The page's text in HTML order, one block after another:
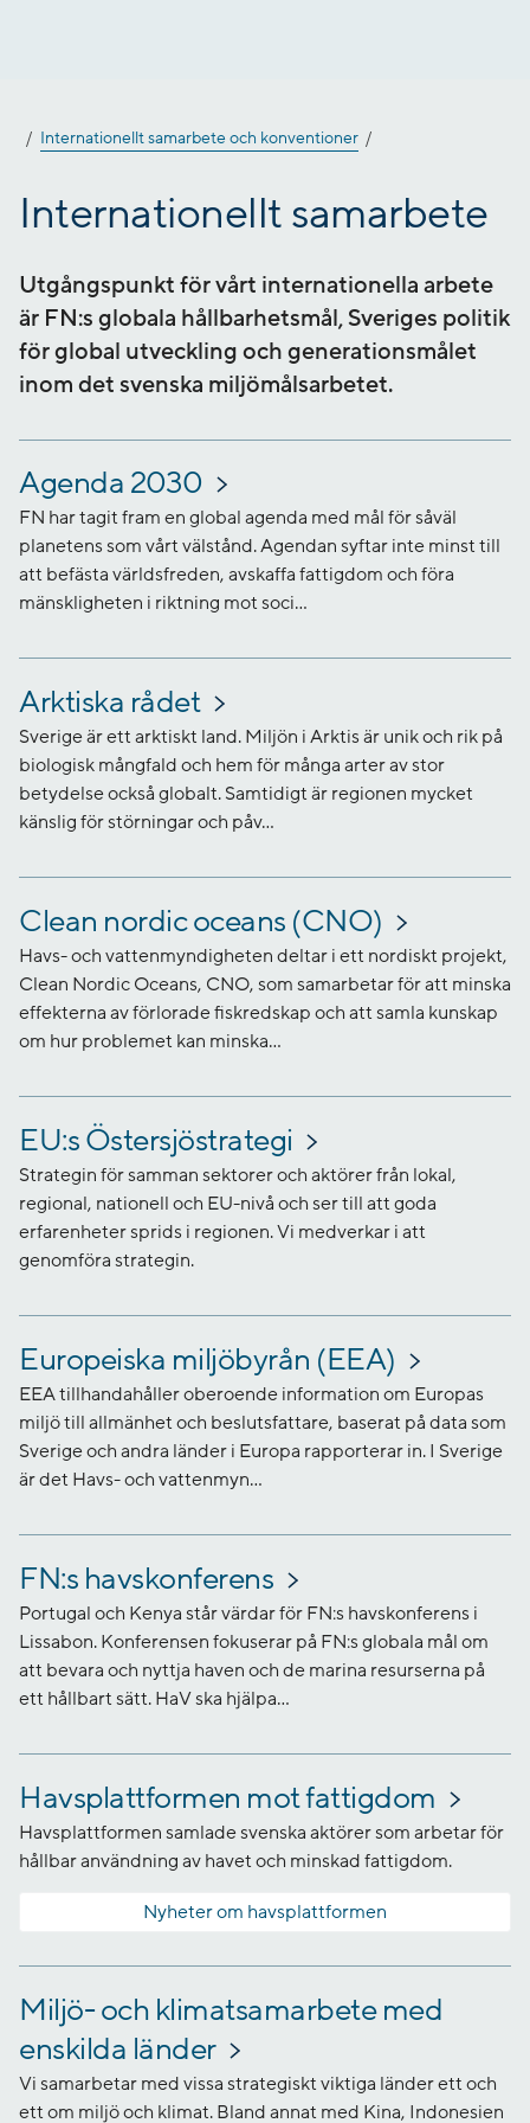
Internationellt samarbete och konventioner
Internationellt samarbete
Utgångspunkt för vårt internationella arbete
är FN:s globala hållbarhetsmål, Sveriges politik
för global utveckling och generationsmålet
inom det svenska miljömålsarbetet.
Agenda 2030
FN har tagit fram en global agenda med mål för såväl
planetens som vårt välstånd. Agendan syftar inte minst till
att befästa världsfreden, avskaffa fattigdom och föra
mänskligheten i riktning mot soci...
Arktiska rådet
Sverige är ett arktiskt land. Miljön i Arktis är unik och rik på
biologisk mångfald och hem för många arter av stor
betydelse också globalt. Samtidigt är regionen mycket
känslig för störningar och påv...
Clean nordic oceans (CNO)
Havs- och vattenmyndigheten deltar i ett nordiskt projekt,
Clean Nordic Oceans, CNO, som samarbetar för att minska
effekterna av förlorade fiskredskap och att samla kunskap
om hur problemet kan minska...
EU:s Östersjöstrategi
Strategin för samman sektorer och aktörer från lokal,
regional, nationell och EU-nivå och ser till att goda
erfarenheter sprids i regionen. Vi medverkar i att
genomföra strategin.
Europeiska miljöbyrån (EEA)
EEA tillhandahåller oberoende information om Europas
miljö till allmänhet och beslutsfattare, baserat på data som
Sverige och andra länder i Europa rapporterar in. I Sverige
är det Havs- och vattenmyn...
FN:s havskonferens
Portugal och Kenya står värdar för FN:s havskonferens i
Lissabon. Konferensen fokuserar på FN:s globala mål om
att bevara och nyttja haven och de marina resurserna på
ett hållbart sätt. HaV ska hjälpa...
Havsplattformen mot fattigdom
Havsplattformen samlade svenska aktörer som arbetar för
hållbar användning av havet och minskad fattigdom.
Nyheter om havsplattformen
Miljö- och klimatsamarbete med
enskilda länder
Vi samarbetar med vissa strategiskt viktiga länder ett och
ett om miljö och klimat. Bland annat med Kina, Indonesien